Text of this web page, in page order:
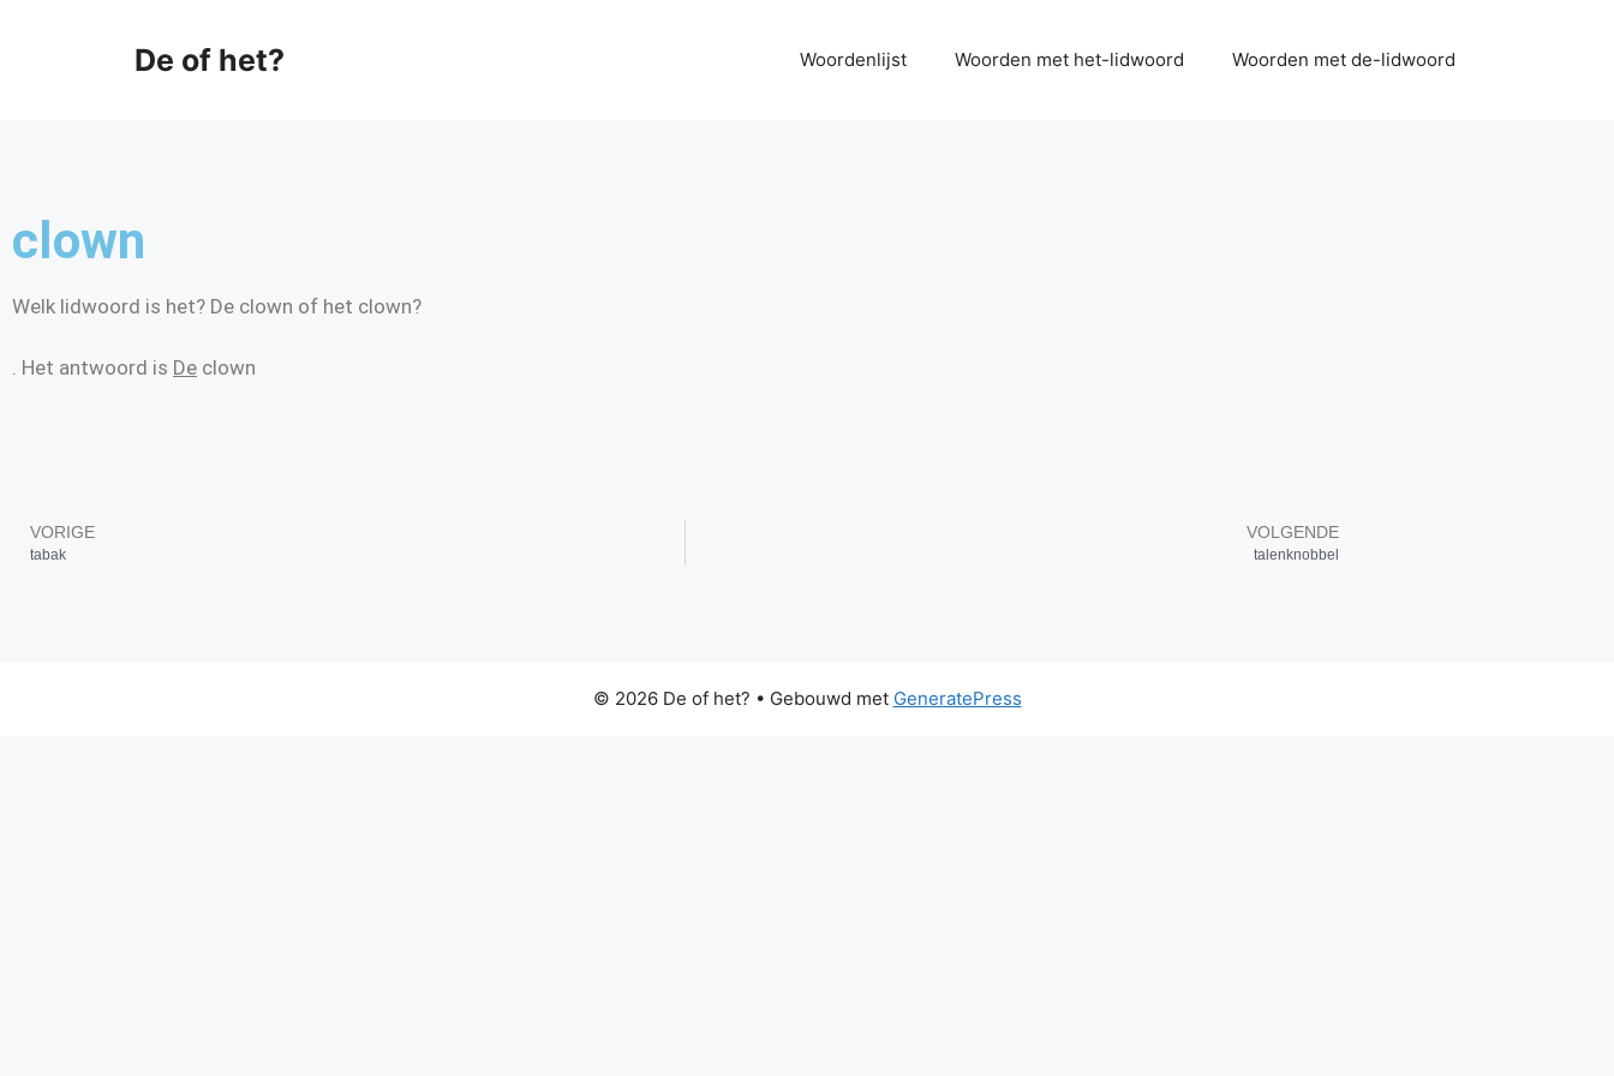
De of het? Woordenlijst Woorden met het-lidwoord Woorden met de-lidwoord
clown
Welk lidwoord is het? De clown of het clown?
. Het antwoord is De clown
VORIGE
tabak
VOLGENDE
talenknobbel
© 2026 De of het? • Gebouwd met GeneratePress